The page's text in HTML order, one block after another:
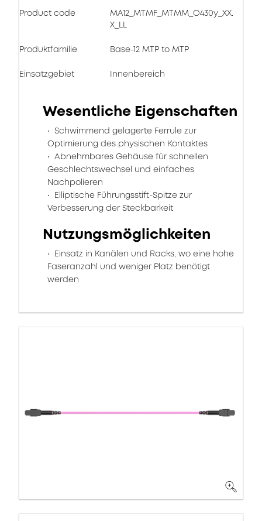
Product code
MA12_MTMF_MTMM_O430y_XX.
X_LL
Produktfamilie Base-12 MTP to MTP
Einsatzgebiet Innenbereich
Wesentliche Eigenschaften
Schwimmend gelagerte Ferrule zur
Optimierung des physischen Kontaktes
Abnehmbares Gehäuse für schnellen
Geschlechtswechsel und einfaches
Nachpolieren
Elliptische Führungsstift-Spitze zur
Verbesserung der Steckbarkeit
Nutzungsmöglichkeiten
Einsatz in Kanälen und Racks, wo eine hohe
Faseranzahl und weniger Platz benötigt
werden